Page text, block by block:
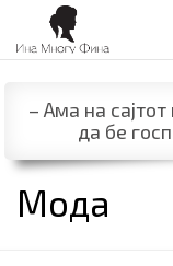
– Ама на
да бе
Мода